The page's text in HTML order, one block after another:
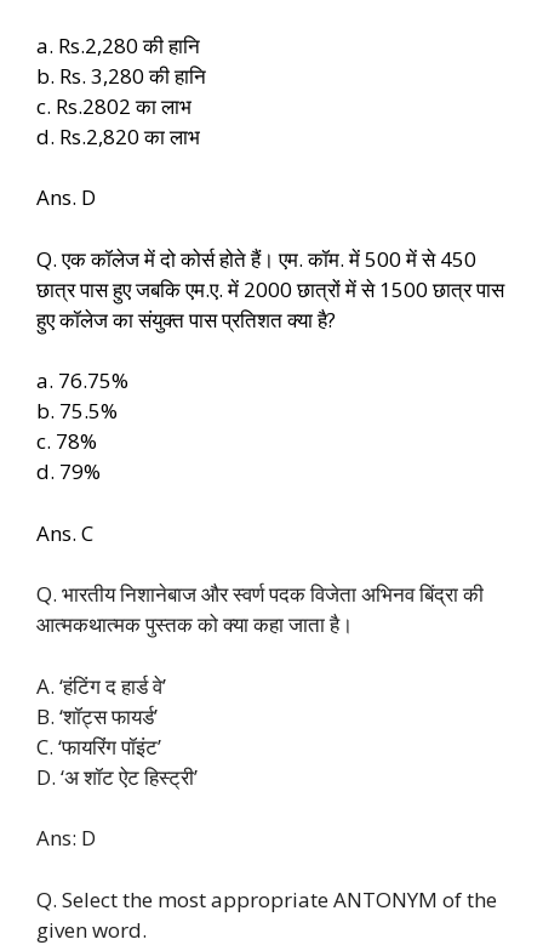
a. Rs.2,280 की हानि
b. Rs. 3,280 की हानि
c. Rs.2802 का लाभ
d. Rs.2,820 का लाभ
Ans. D
Q. एक कॉलेज में दो कोर्स होते हैं। एम. कॉम. में 500 में से 450
छात्र पास हुए जबकि एम.ए. में 2000 छात्रों में से 1500 छात्र पास
हुए कॉलेज का संयुक्त पास प्रतिशत क्या है?
a. 76.75%
b. 75.5%
c. 78%
d. 79%
Ans. C
Q. भारतीय निशानेबाज और स्वर्ण पदक विजेता अभिनव बिंद्रा की
आत्मकथात्मक पुस्तक को क्या कहा जाता है।
A. ‘हंटिंग द हार्ड वे’
B. ‘शॉट्स फायर्ड’
C. ‘फायरिंग पॉइंट’
D. ‘अ शॉट ऐट हिस्ट्री’
Ans: D
Q. Select the most appropriate ANTONYM of the
given word.